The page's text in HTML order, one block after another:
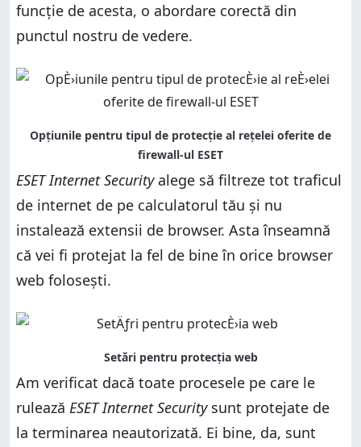
funcție de acesta, o abordare corectă din
punctul nostru de vedere.
ESET Internet Securityalege să filtreze tot traficul
de internet de pe calculatorul tău și nu
instalează extensii de browser. Asta înseamnă
că vei fi protejat la fel de bine în orice browser
web folosești.
Am verificat dacă toate procesele pe care le
rulează ESET Internet Securitysunt protejate de
la terminarea neautorizată. Ei bine, da, sunt